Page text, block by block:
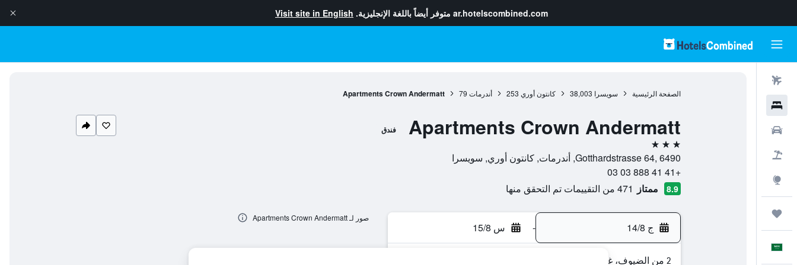
ar.hotelscombined.com متوفر أيضاً باللغة الإنجليزية. Visit site in English
الصفحة الرئيسية سويسرا 38,003 كانتون أوري 253 أندرمات 79
Apartments Crown Andermatt
Apartments Crown Andermatt فندق
3 نجوم
Gotthardstrasse 64, 6490, أندرمات, كانتون أوري, سويسرا
+41 41 888 03 03
8.9 ممتاز 471 من التقييمات تم التحقق منها
ج 14/8 - س 15/8
2 من الضيوف، غرفة واحدة
صور لـ Apartments Crown Andermatt